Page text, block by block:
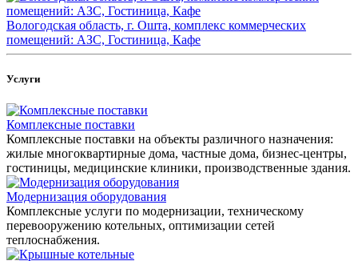
Вологодская область, г. Ошта, комплекс коммерческих
помещений: АЗС, Гостиница, Кафе
Услуги
Комплексные поставки
Комплексные поставки на объекты различного назначения:
жилые многоквартирные дома, частные дома, бизнес-центры,
гостиницы, медицинские клиники, производственные здания.
Модернизация оборудования
Комплексные услуги по модернизации, техническому
перевооружению котельных, оптимизации сетей
теплоснабжения.